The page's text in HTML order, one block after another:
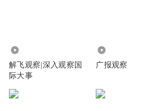
3
拼多多入驻雄安，所影响的不止
众所周知，雄安新区是京津冀协
解飞观察|深入观察国
际大事
广报观察